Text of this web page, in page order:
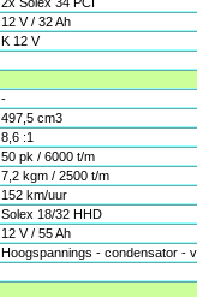
12 V / 32 Ah
K 12 V
-
497,5 cm3
8,6 :1
50 pk / 6000 t/m
7,2 kgm / 2500 t/m
152 km/uur
Solex 18/32 HHD
12 V / 55 Ah
Hoogspannings - condensator -